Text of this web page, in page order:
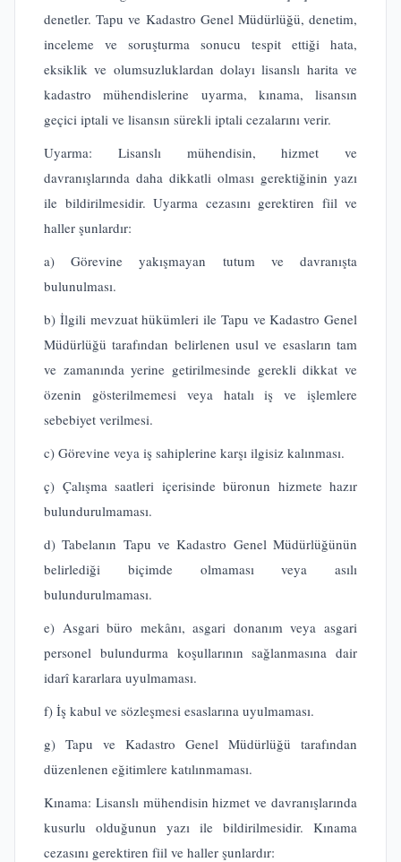
denetler. Tapu ve Kadastro Genel Müdürlüğü, denetim,
inceleme ve soruşturma sonucu tespit ettiği hata,
eksiklik ve olumsuzluklardan dolayı lisanslı harita ve
kadastro mühendislerine uyarma, kınama, lisansın
geçici iptali ve lisansın sürekli iptali cezalarını verir.
Uyarma: Lisanslı mühendisin, hizmet ve
davranışlarında daha dikkatli olması gerektiğinin yazı
ile bildirilmesidir. Uyarma cezasını gerektiren fiil ve
haller şunlardır:
a) Görevine yakışmayan tutum ve davranışta
bulunulması.
b) İlgili mevzuat hükümleri ile Tapu ve Kadastro Genel
Müdürlüğü tarafından belirlenen usul ve esasların tam
ve zamanında yerine getirilmesinde gerekli dikkat ve
özenin gösterilmemesi veya hatalı iş ve işlemlere
sebebiyet verilmesi.
c) Görevine veya iş sahiplerine karşı ilgisiz kalınması.
ç) Çalışma saatleri içerisinde büronun hizmete hazır
bulundurulmaması.
d) Tabelanın Tapu ve Kadastro Genel Müdürlüğünün
belirlediği biçimde olmaması veya asılı
bulundurulmaması.
e) Asgari büro mekânı, asgari donanım veya asgari
personel bulundurma koşullarının sağlanmasına dair
idarî kararlara uyulmaması.
f) İş kabul ve sözleşmesi esaslarına uyulmaması.
g) Tapu ve Kadastro Genel Müdürlüğü tarafından
düzenlenen eğitimlere katılınmaması.
Kınama: Lisanslı mühendisin hizmet ve davranışlarında
kusurlu olduğunun yazı ile bildirilmesidir. Kınama
cezasını gerektiren fiil ve haller şunlardır: